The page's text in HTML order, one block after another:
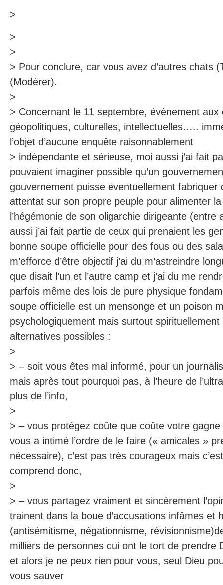
>
>
>
> Pour conclure, car vous avez d’autres chats
(Modérer).
>
> Concernant le 11 septembre, évènement aux
géopolitiques, culturelles, intellectuelles…..
l’objet d’aucune enquête raisonnablement
> indépendante et sérieuse, moi aussi j’ai fait
pouvaient imaginer possible qu’un
gouvernement puisse éventuellement fabriquer
attentat sur son propre peuple pour alimenter
l’hégémonie de son oligarchie dirigeante (entre
aussi j’ai fait partie de ceux qui prenaient les
bonne soupe officielle pour des fous ou des
m’efforce d’être objectif j’ai du m’astreindre
que disait l’un et l’autre camp et j’ai du me
parfois même des lois de pure physique
soupe officielle est un mensonge et un poison
psychologiquement mais surtout
alternatives possibles :
>
> – soit vous êtes mal informé, pour un
mais après tout pourquoi pas, à l’heure de
plus de l’info,
>
> – vous protégez coûte que coûte votre gagne
vous a intimé l’ordre de le faire (« amicales »
nécessaire), c’est pas très courageux mais
comprend donc,
>
> – vous partagez vraiment et sincèrement
trainent dans la boue d’accusations infâmes et
(antisémitisme, négationnisme,
milliers de personnes qui ont le tort de prendre
et alors je ne peux rien pour vous, seul Dieu
vous sauver